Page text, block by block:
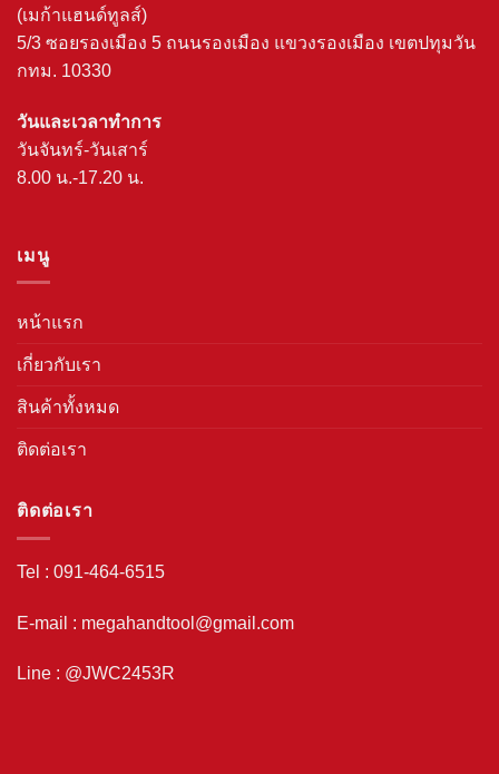
(เมก้าแฮนด์ทูลส์)
5/3 ซอยรองเมือง 5 ถนนรองเมือง แขวงรองเมือง เขตปทุมวัน
กทม. 10330
วันและเวลาทำการ
วันจันทร์-วันเสาร์
8.00 น.-17.20 น.
เมนู
หน้าแรก
เกี่ยวกับเรา
สินค้าทั้งหมด
ติดต่อเรา
ติดต่อเรา
Tel : 091-464-6515
E-mail : megahandtool@gmail.com
Line : @JWC2453R